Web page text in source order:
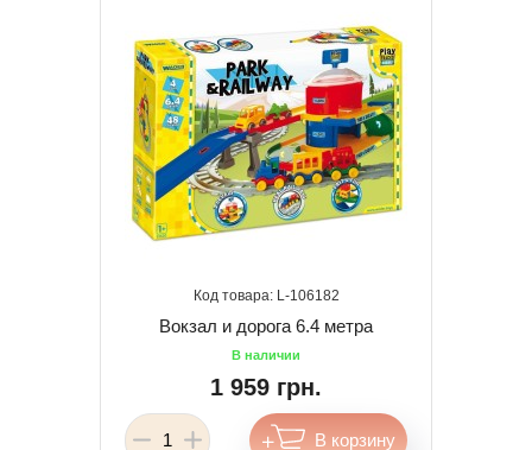
106182
Вокзал и дорога 6.4 метра
1 959 грн.